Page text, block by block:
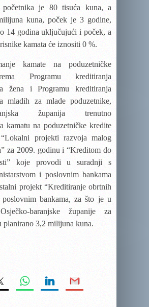
početnika je 80 tisuća kuna, a
kuna, poček je 3 godine,
14 godina uključujući i poček, a
kamata će iznositi 0 %.
kamate na poduzetničke
Programu kreditiranja
žena i Programu kreditiranja
mladih za mlade poduzetnike,
županija trenutno
kamatu na poduzetničke kredite
projekti razvoja malog
za 2009. godinu i “Kreditom do
koje provodi u suradnji s
i poslovnim bankama
projekt “Kreditiranje obrtnih
poslovnim bankama, za što je u
baranjske županije za
planirano 3,2 milijuna kuna.